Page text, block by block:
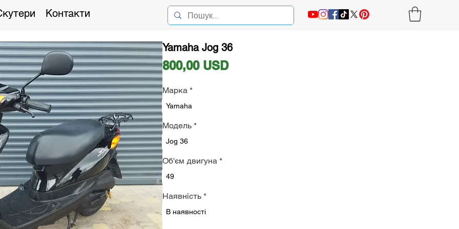
Контакти
Yamaha Jog 36
800,00 USDЦіна
Марка *
Yamaha
Модель *
Jog 36
Об'єм двигуна *
49
Наявність *
В наявності